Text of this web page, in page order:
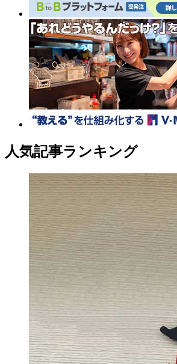
人気記事ランキング